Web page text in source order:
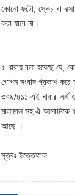
কোনো ফটো, স্কেচ বা
করা যাবে না।
৫ ধারায় বলা হয়েছে যে,
গোপন সংবাদ প্রকাশ করে
৩৭৯/৪১১ এই ধারার অর্থ
মালামাল সহ ঐ আসামিকে
আছে ।
সূত্রঃ ইত্তেফাক